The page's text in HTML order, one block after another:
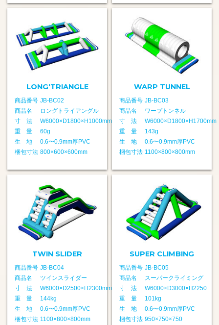
LONG'TRIANGLE
商品番号 JB-BC02
商品名
ロングトライアングル
寸 法
W6000×D1800×H1000mm
重 量
60g
生 地
0.6〜0.9mm厚PVC
梱包寸法 800×600×600mm
WARP TUNNEL
商品番号 JB-BC03
商品名
ワープトンネル
寸 法
W6000×D1800×H1700mm
重 量
143g
生 地
0.6〜0.9mm厚PVC
梱包寸法 1100×800×800mm
TWIN SLIDER
商品番号 JB-BC04
商品名
ツインスライダー
寸 法
W6000×D2500×H2300mm
重 量
144kg
生 地
0.6〜0.9mm厚PVC
梱包寸法 1100×800×800mm
SUPER CLIMBING
商品番号 JB-BC05
商品名
スーパークライミング
寸 法
W6000×D3000×H2250
重 量
101kg
生 地
0.6〜0.9mm厚PVC
梱包寸法 950×750×750